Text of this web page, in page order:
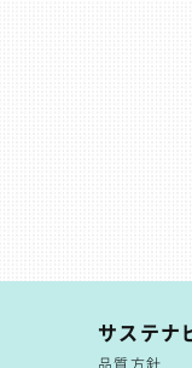
サステナ